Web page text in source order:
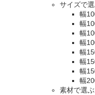
サイズで
幅
幅
幅
幅
幅
幅
幅
幅
素材で選ぶ